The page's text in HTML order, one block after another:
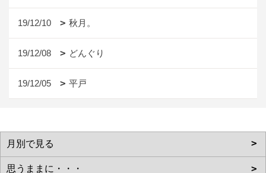
19/12/10 秋月。
19/12/08 どんぐり
19/12/05 平戸